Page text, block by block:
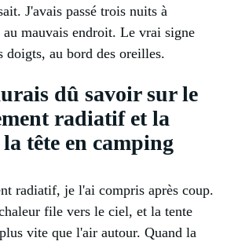
J'avais passé trois nuits à
au mauvais endroit. Le vrai signe
doigts, au bord des oreilles.
dû savoir sur le
radiatif et la
tête en camping
radiatif, je l'ai compris après coup.
file vers le ciel, et la tente
vite que l'air autour. Quand la